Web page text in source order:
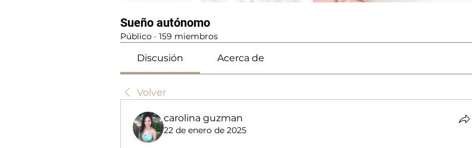
Sueño autónomo
Público · 159 miembros
Discusión Acerca de
Volver
carolina guzman
22 de enero de 2025